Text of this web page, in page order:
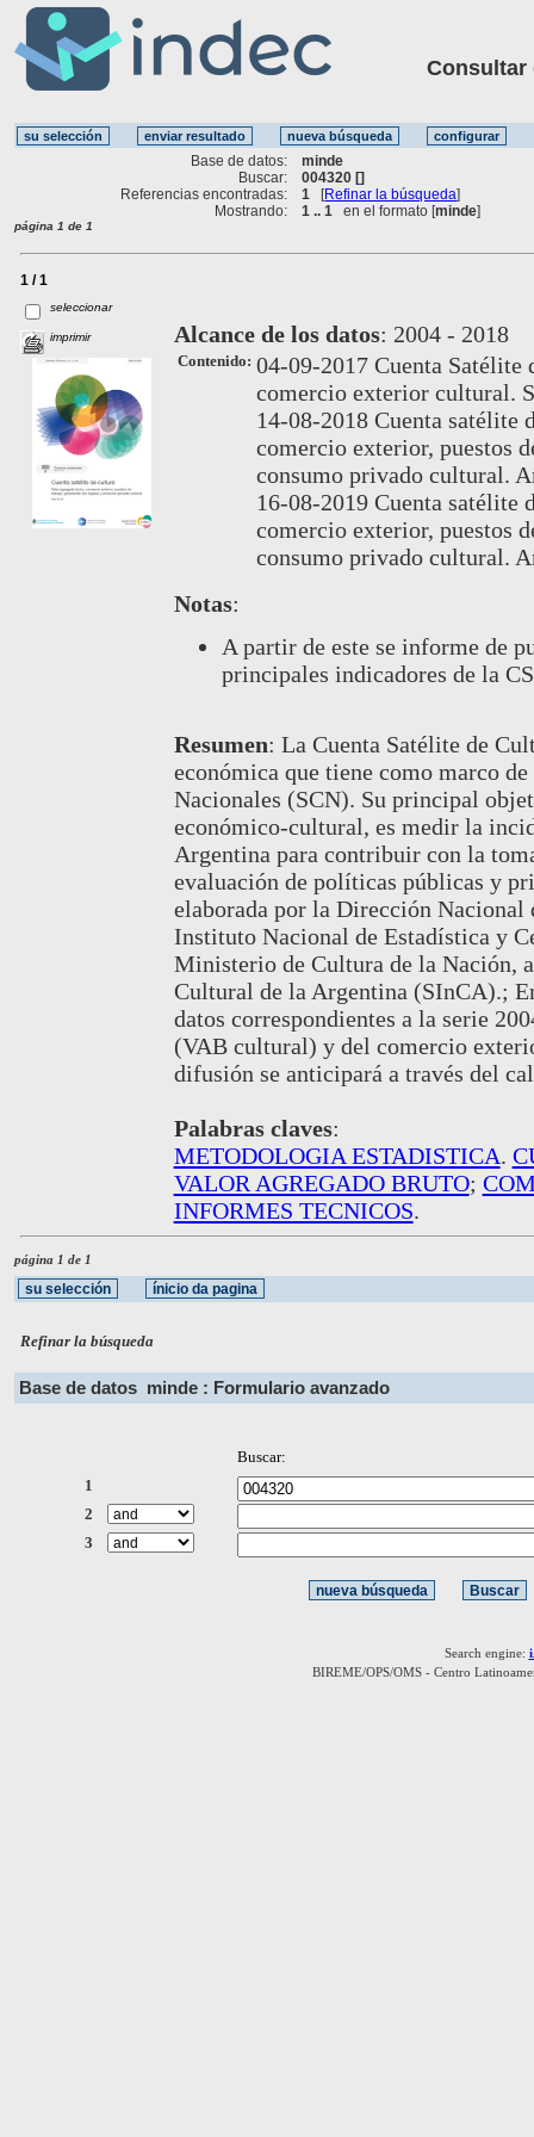
Consultar
Base de datos:
minde
Buscar:
004320 []
Referencias encontradas:
1 [Refinar la búsqueda]
Mostrando:
1 .. 1 en el formato [minde]
página 1 de 1
1 / 1
seleccionar
imprimir Alcance de los datos: 2004 - 2018
Contenido: 04-09-2017 Cuenta
comercio exterior cultural.
14-08-2018 Cuenta satélite
comercio exterior, puestos
consumo privado cultural.
16-08-2019 Cuenta satélite
comercio exterior, puestos
consumo privado cultural.
Notas:
A partir de este se informe de
principales indicadores de la
Resumen: La Cuenta Satélite de
económica que tiene como marco
Nacionales (SCN). Su principal
económico-cultural, es medir la
Argentina para contribuir con la
evaluación de políticas públicas y
elaborada por la Dirección Nacional
Instituto Nacional de Estadística y
Ministerio de Cultura de la Nación,
Cultural de la Argentina (SInCA).;
datos correspondientes a la serie
(VAB cultural) y del comercio
difusión se anticipará a través del
Palabras claves:
METODOLOGIA ESTADISTICA.
VALOR AGREGADO BRUTO;
INFORMES TECNICOS.
página 1 de 1
Refinar la búsqueda
Base de datos minde : Formulario avanzado
Buscar:
1
2
3
Search engine:
BIREME/OPS/OMS - Centro